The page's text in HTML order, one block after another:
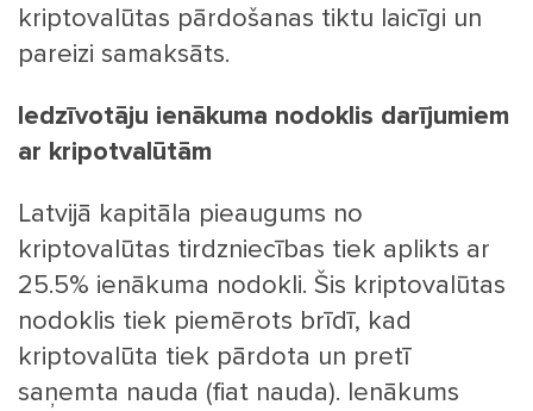
kriptovalūtas pārdošanas tiktu laicīgi un
pareizi samaksāts.
Iedzīvotāju ienākuma nodoklis darījumiem
ar kripotvalūtām
Latvijā kapitāla pieaugums no
kriptovalūtas tirdzniecības tiek aplikts ar
25.5% ienākuma nodokli. Šis kriptovalūtas
nodoklis tiek piemērots brīdī, kad
kriptovalūta tiek pārdota un pretī
saņemta nauda (fiat nauda). Ienākums